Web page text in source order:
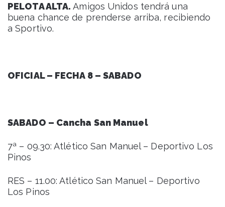
PELOTA ALTA. Amigos Unidos tendrá una
buena chance de prenderse arriba, recibiendo
a Sportivo.
OFICIAL – FECHA 8 – SABADO
SABADO – Cancha San Manuel
7ª – 09.30: Atlético San Manuel – Deportivo Los
Pinos
RES – 11.00: Atlético San Manuel – Deportivo
Los Pinos